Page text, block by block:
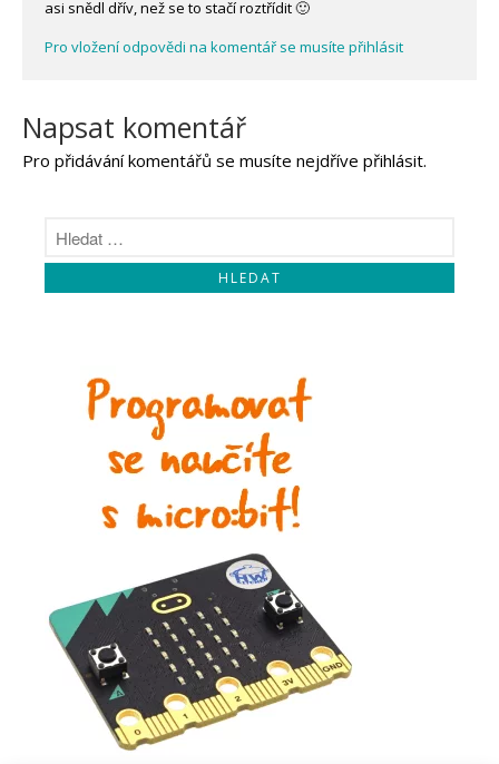
asi snědl dřív, než se to stačí roztřídit 🙂
Pro vložení odpovědi na komentář se musíte přihlásit
Napsat komentář
Pro přidávání komentářů se musíte nejdříve přihlásit.